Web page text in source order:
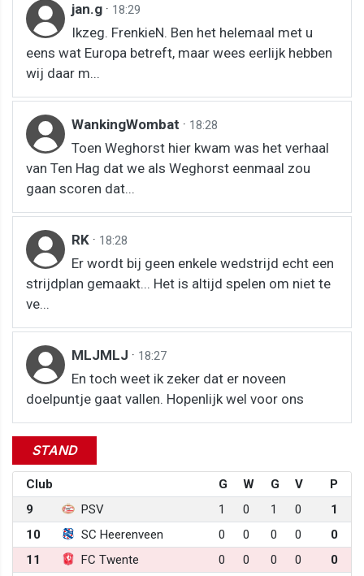
jan.g · 18:29
Ikzeg. FrenkieN. Ben het helemaal met u
eens wat Europa betreft, maar wees eerlijk hebben
wij daar m...
WankingWombat · 18:28
Toen Weghorst hier kwam was het verhaal
van Ten Hag dat we als Weghorst eenmaal zou
gaan scoren dat...
RK · 18:28
Er wordt bij geen enkele wedstrijd echt een
strijdplan gemaakt... Het is altijd spelen om niet te
ve...
MLJMLJ · 18:27
En toch weet ik zeker dat er noveen
doelpuntje gaat vallen. Hopenlijk wel voor ons
STAND
Club G W G V
P
9
PSV 1 0 1 0
1
10
SC Heerenveen 0 0 0 0
0
11
FC Twente 0 0 0 0
0